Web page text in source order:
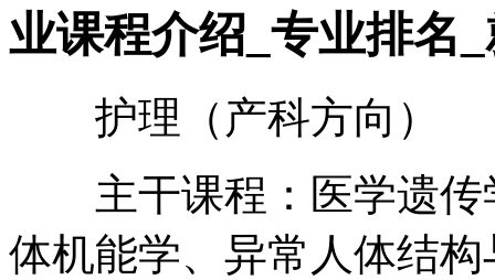
业课程介绍_专业排名
护理（产科方向）
主干课程：医学遗传
体机能学、异常人体结